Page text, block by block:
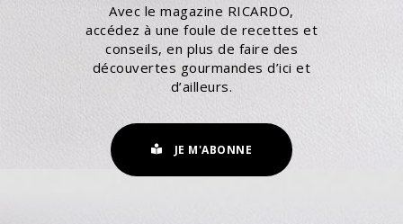
Avec le magazine RICARDO,
accédez à une foule de recettes et
conseils, en plus de faire des
découvertes gourmandes d’ici et
d’ailleurs.
JE M'ABONNE